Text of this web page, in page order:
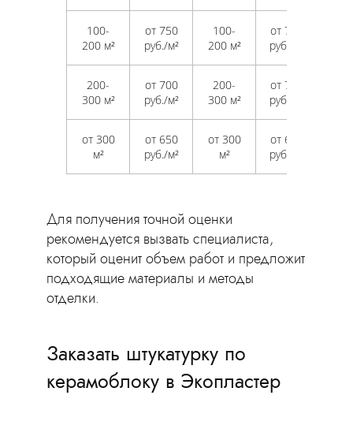
100-
200 м²
от 750
руб./м²
100-
200 м²
от 750
руб./м²
200-
300 м²
от 700
руб./м²
200-
300 м²
от 700
руб./м²
от 300
м²
от 650
руб./м²
от 300
м²
от 650
руб./м²
Для получения точной оценки
рекомендуется вызвать специалиста,
который оценит объем работ и предложит
подходящие материалы и методы
отделки.
Заказать штукатурку по
керамоблоку в Экопластер